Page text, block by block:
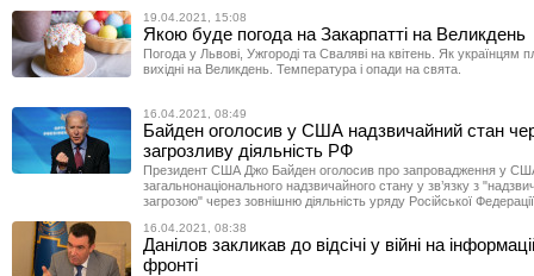
19.04.2021, 15:08
Якою буде погода на Закарпатті на Великдень
Погода у Львові, Ужгороді та Сваляві на квітень. Як українцям
вихідні на Великдень. Температура і опади на свята.
16.04.2021, 08:49
Байден оголосив у США надзвичайний стан
загрозливу діяльність РФ
Президент США Джо Байден оголосив про запровадження у
загальнонаціонального надзвичайного стану у зв’язку з
загрозою" через зовнішню діяльність уряду Російської
16.04.2021, 08:38
Данілов закликав до відсічі у війні на
фронті